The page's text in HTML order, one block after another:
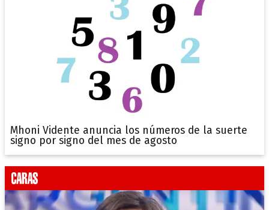
Mhoni Vidente anuncia los números de la suerte
signo por signo del mes de agosto